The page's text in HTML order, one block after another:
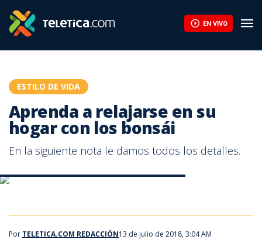
EN VIVO
ESTILO DE VIDA
Aprenda a relajarse en su
hogar con los bonsái
En la siguiente nota le damos todos los detalles.
Por TELETICA.COM REDACCIÓN13 de julio de 2018, 3:04 AM